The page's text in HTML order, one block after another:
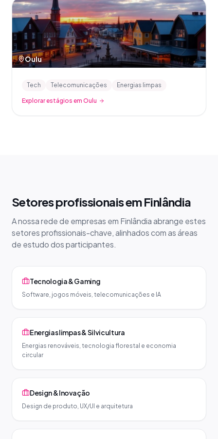
Oulu
Tech Telecomunicações Energias limpas
Explorar estágios em Oulu
Setores profissionais em Finlândia
A nossa rede de empresas em Finlândia abrange estes
setores profissionais-chave, alinhados com as áreas
de estudo dos participantes.
Tecnologia & Gaming
Software, jogos móveis, telecomunicações e IA
Energias limpas & Silvicultura
Energias renováveis, tecnologia florestal e economia
circular
Design & Inovação
Design de produto, UX/UI e arquitetura